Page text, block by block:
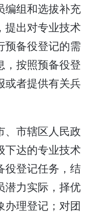
编组和选拔补充
提出对专业技术
预备役登记的需
，按照预备役登
或者提供有关兵
、市辖区人民政
下达的专业技术
役登记任务，结
潜力实际，择优
办理登记；对团